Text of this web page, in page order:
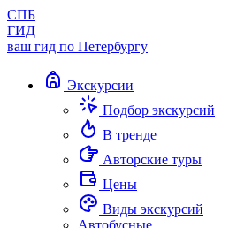
СПБ
ГИД
ваш гид по Петербургу
Экскурсии
Подбор экскурсий
В тренде
Авторские туры
Цены
Виды экскурсий
Автобусные